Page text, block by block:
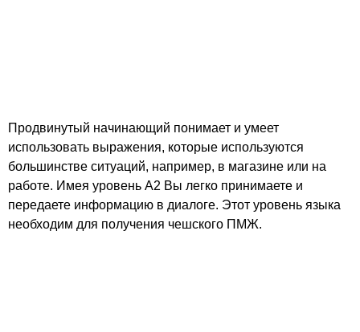
Продвинутый начинающий понимает и умеет
использовать выражения, которые используются
большинстве ситуаций, например, в магазине или на
работе. Имея уровень А2 Вы легко принимаете и
передаете информацию в диалоге. Этот уровень языка
необходим для получения чешского ПМЖ.